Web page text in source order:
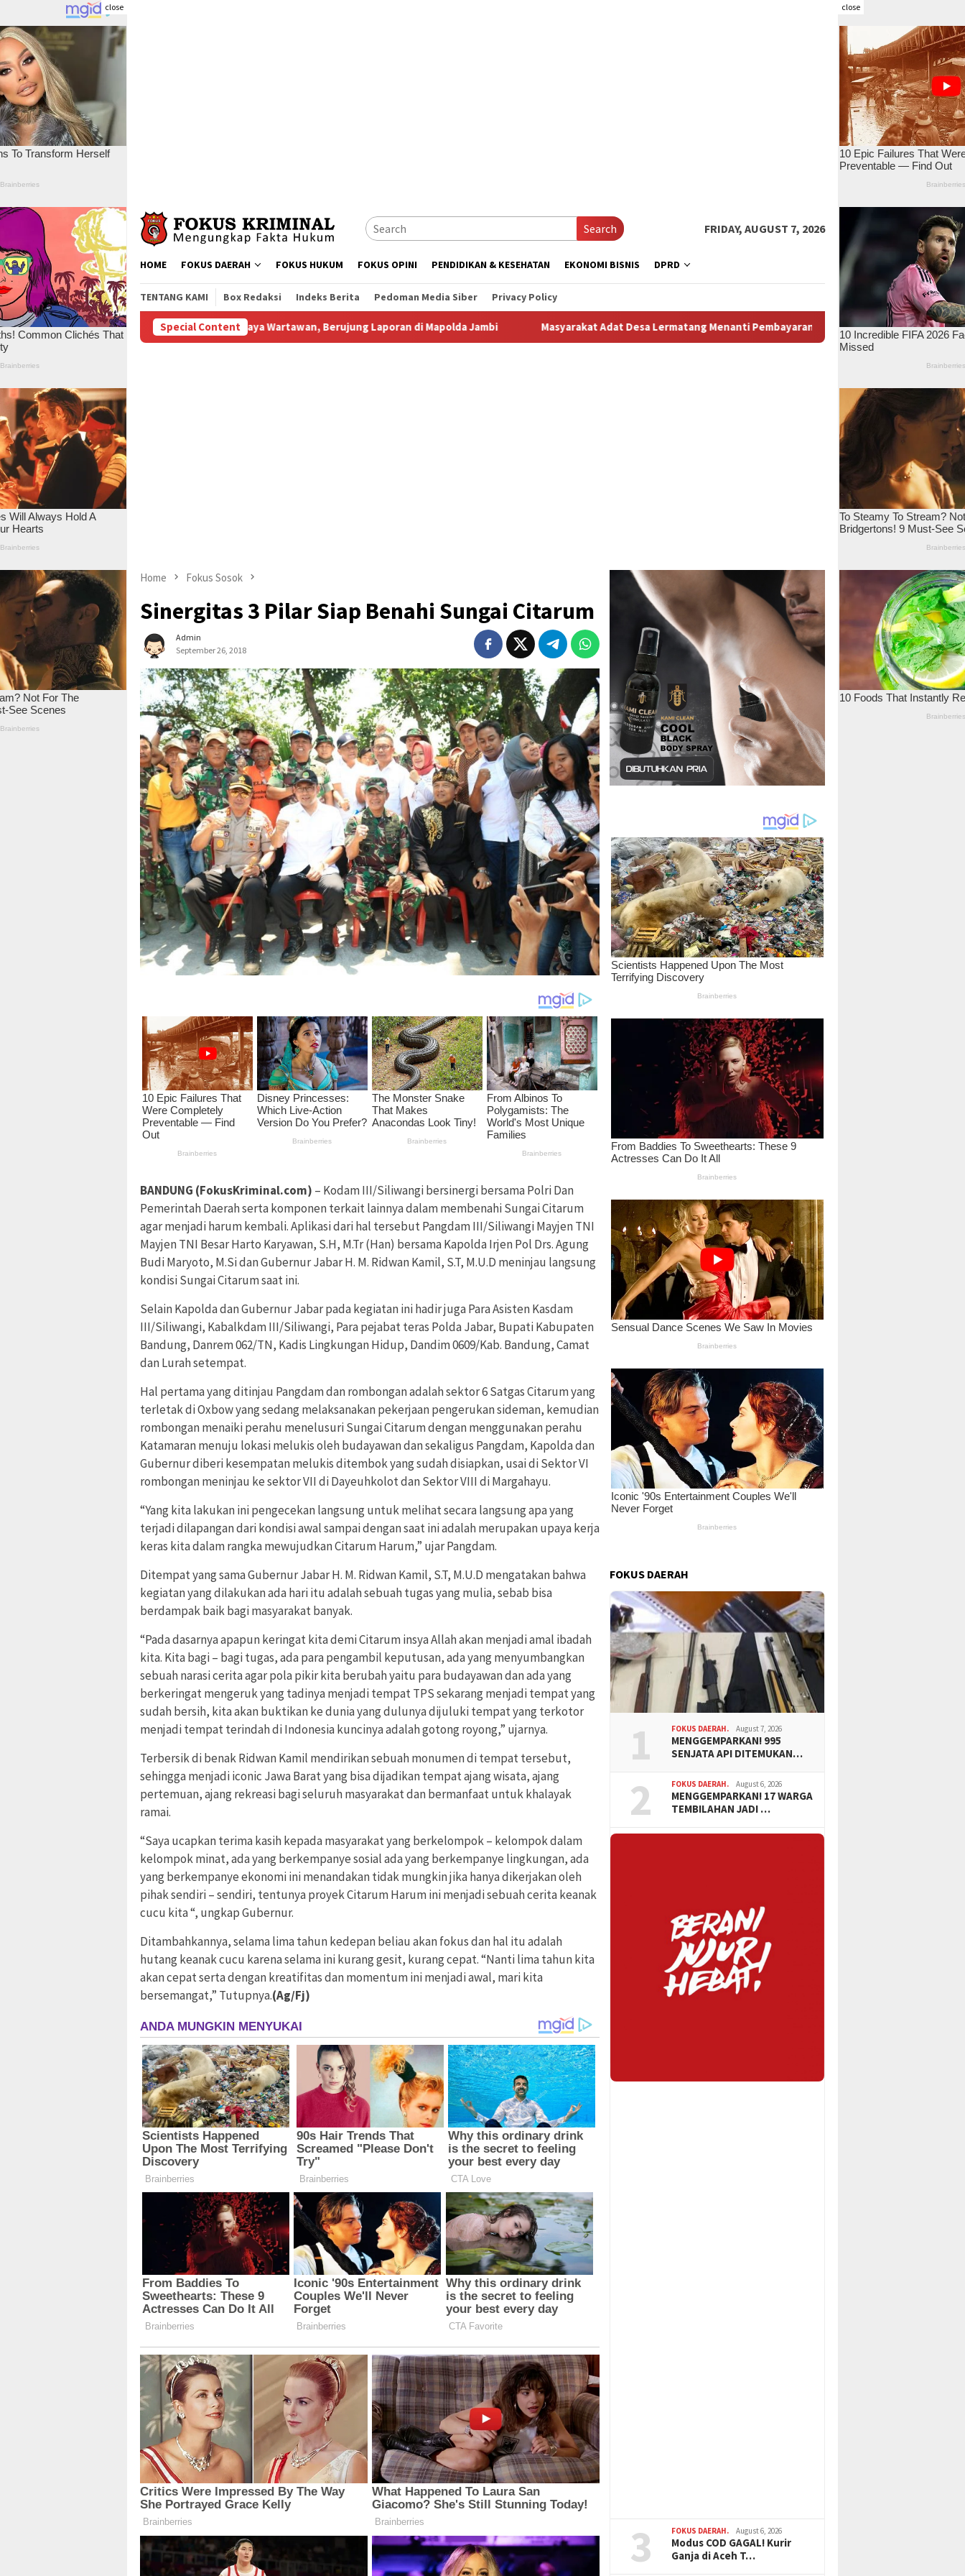
close close
Search FRIDAY, AUGUST 7, 2026
HOME FOKUS DAERAH FOKUS HUKUM FOKUS OPINI PENDIDIKAN & KESEHATAN EKONOMI BISNIS DPRD
TENTANG KAMI Box Redaksi Indeks Berita Pedoman Media Siber Privacy Policy
Special Content
Subsidi Aniaya Wartawan, Berujung Laporan di Mapolda Jambi Masyarakat Adat Desa Lermatang Menanti Pembayaran Lahan: Antara Dugaan Konspirasi dan Bayang-Bayang
Home Fokus Sosok
Sinergitas 3 Pilar Siap Benahi Sungai Citarum
Admin
September 26, 2018
BANDUNG (FokusKriminal.com) – Kodam III/Siliwangi bersinergi bersama Polri Dan
Pemerintah Daerah serta komponen terkait lainnya dalam membenahi Sungai Citarum
agar menjadi harum kembali. Aplikasi dari hal tersebut Pangdam III/Siliwangi Mayjen TNI
Mayjen TNI Besar Harto Karyawan, S.H, M.Tr (Han) bersama Kapolda Irjen Pol Drs. Agung
Budi Maryoto, M.Si dan Gubernur Jabar H. M. Ridwan Kamil, S.T, M.U.D meninjau langsung
kondisi Sungai Citarum saat ini.
Selain Kapolda dan Gubernur Jabar pada kegiatan ini hadir juga Para Asisten Kasdam
III/Siliwangi, Kabalkdam III/Siliwangi, Para pejabat teras Polda Jabar, Bupati Kabupaten
Bandung, Danrem 062/TN, Kadis Lingkungan Hidup, Dandim 0609/Kab. Bandung, Camat
dan Lurah setempat.
Hal pertama yang ditinjau Pangdam dan rombongan adalah sektor 6 Satgas Citarum yang
terletak di Oxbow yang sedang melaksanakan pekerjaan pengerukan sideman, kemudian
rombongan menaiki perahu menelusuri Sungai Citarum dengan menggunakan perahu
Katamaran menuju lokasi melukis oleh budayawan dan sekaligus Pangdam, Kapolda dan
Gubernur diberi kesempatan melukis ditembok yang sudah disiapkan, usai di Sektor VI
rombongan meninjau ke sektor VII di Dayeuhkolot dan Sektor VIII di Margahayu.
“Yang kita lakukan ini pengecekan langsung untuk melihat secara langsung apa yang
terjadi dilapangan dari kondisi awal sampai dengan saat ini adalah merupakan upaya kerja
keras kita dalam rangka mewujudkan Citarum Harum,” ujar Pangdam.
Ditempat yang sama Gubernur Jabar H. M. Ridwan Kamil, S.T, M.U.D mengatakan bahwa
kegiatan yang dilakukan ada hari itu adalah sebuah tugas yang mulia, sebab bisa
berdampak baik bagi masyarakat banyak.
“Pada dasarnya apapun keringat kita demi Citarum insya Allah akan menjadi amal ibadah
kita. Kita bagi – bagi tugas, ada para pengambil keputusan, ada yang menyumbangkan
sebuah narasi cerita agar pola pikir kita berubah yaitu para budayawan dan ada yang
berkeringat mengeruk yang tadinya menjadi tempat TPS sekarang menjadi tempat yang
sudah bersih, kita akan buktikan ke dunia yang dulunya dijuluki tempat yang terkotor
menjadi tempat terindah di Indonesia kuncinya adalah gotong royong,” ujarnya.
Terbersik di benak Ridwan Kamil mendirikan sebuah monumen di tempat tersebut,
sehingga menjadi iconic Jawa Barat yang bisa dijadikan tempat ajang wisata, ajang
pertemuan, ajang rekreasi bagi seluruh masyarakat dan bermanfaat untuk khalayak
ramai.
“Saya ucapkan terima kasih kepada masyarakat yang berkelompok – kelompok dalam
kelompok minat, ada yang berkempanye sosial ada yang berkempanye lingkungan, ada
yang berkempanye ekonomi ini menandakan tidak mungkin jika hanya dikerjakan oleh
pihak sendiri – sendiri, tentunya proyek Citarum Harum ini menjadi sebuah cerita keanak
cucu kita “, ungkap Gubernur.
Ditambahkannya, selama lima tahun kedepan beliau akan fokus dan hal itu adalah
hutang keanak cucu karena selama ini kurang gesit, kurang cepat. “Nanti lima tahun kita
akan cepat serta dengan kreatifitas dan momentum ini menjadi awal, mari kita
bersemangat,” Tutupnya.(Ag/Fj)
FOKUS DAERAH
1 FOKUS DAERAH. August 7, 2026
MENGGEMPARKAN! 995
SENJATA API DITEMUKAN…
2 FOKUS DAERAH. August 6, 2026
MENGGEMPARKAN! 17 WARGA
TEMBILAHAN JADI …
3 FOKUS DAERAH. August 6, 2026
Modus COD GAGAL! Kurir
Ganja di Aceh T…